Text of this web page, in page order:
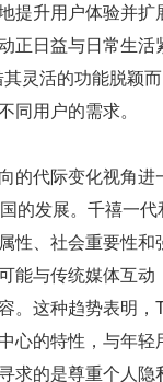
提升用户体验并扩
正日益与日常生活
灵活的功能脱颖
同用户的需求。
的代际变化视角进
的发展。千禧一
性、社会重要性和
能与传统媒体互动
。这种趋势表明，
心的特性，与年轻
求的是尊重个人隐